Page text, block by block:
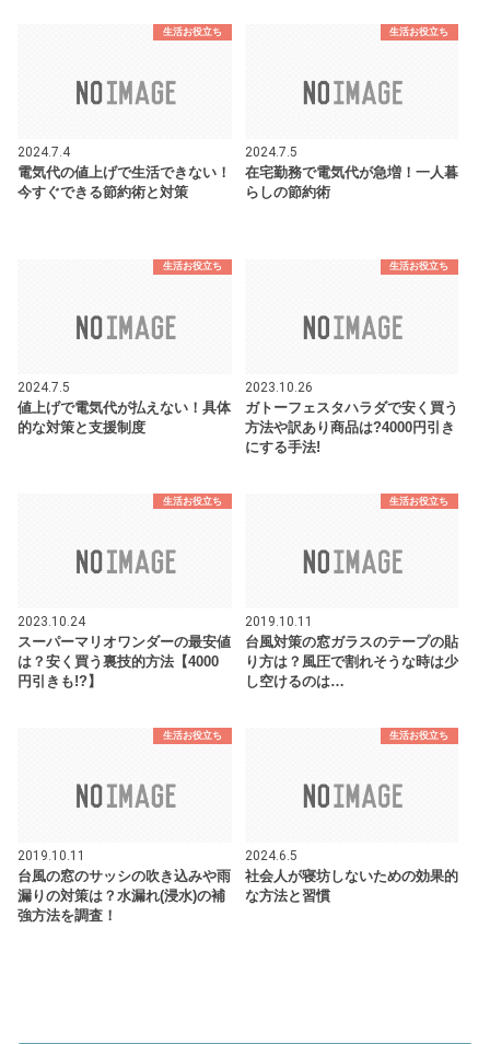
生活お役立ち
2024.7.4
電気代の値上げで生活できない！
今すぐできる節約術と対策
生活お役立ち
2024.7.5
在宅勤務で電気代が急増！一人暮
らしの節約術
生活お役立ち
2024.7.5
値上げで電気代が払えない！具体
的な対策と支援制度
生活お役立ち
2023.10.26
ガトーフェスタハラダで安く買う
方法や訳あり商品は?4000円引き
にする手法!
生活お役立ち
2023.10.24
スーパーマリオワンダーの最安値
は？安く買う裏技的方法【4000
円引きも!?】
生活お役立ち
2019.10.11
台風対策の窓ガラスのテープの貼
り方は？風圧で割れそうな時は少
し空けるのは…
生活お役立ち
2019.10.11
台風の窓のサッシの吹き込みや雨
漏りの対策は？水漏れ(浸水)の補
強方法を調査！
生活お役立ち
2024.6.5
社会人が寝坊しないための効果的
な方法と習慣